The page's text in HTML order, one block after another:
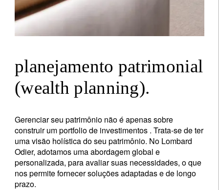
planejamento patrimonial
(wealth planning).
Gerenciar seu patrimônio não é apenas sobre
construir um portfolio de investimentos . Trata-se de ter
uma visão holística do seu patrimônio. No Lombard
Odier, adotamos uma abordagem global e
personalizada, para avaliar suas necessidades, o que
nos permite fornecer soluções adaptadas e de longo
prazo.